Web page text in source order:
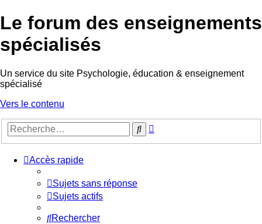
Le forum des enseignements
spécialisés
Un service du site Psychologie, éducation & enseignement
spécialisé
Vers le contenu
Rechercher
Accès rapide
Sujets sans réponse
Sujets actifs
Rechercher